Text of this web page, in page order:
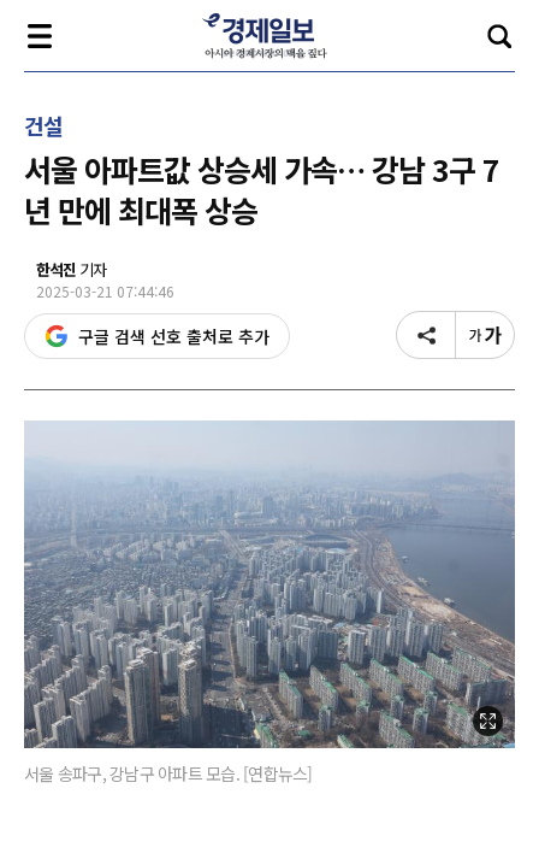
건설
서울 아파트값 상승세 가속… 강남 3구 7
년 만에 최대폭 상승
한석진 기자
2025-03-21 07:44:46
구글 검색 선호 출처로 추가
서울 송파구, 강남구 아파트 모습. [연합뉴스]